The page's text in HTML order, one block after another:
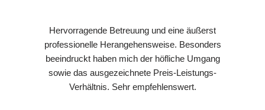
Hervorragende Betreuung und eine äußerst
professionelle Herangehensweise. Besonders
beeindruckt haben mich der höfliche Umgang
sowie das ausgezeichnete Preis-Leistungs-
Verhältnis. Sehr empfehlenswert.